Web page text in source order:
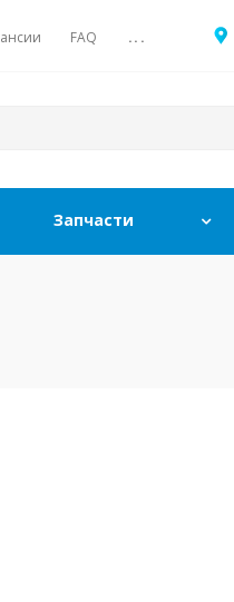
FAQ ...
Запчасти